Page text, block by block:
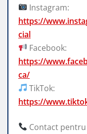
Instagram:
https://
cial
Facebook:
https://
ca/
TikTok:
https://
Contact